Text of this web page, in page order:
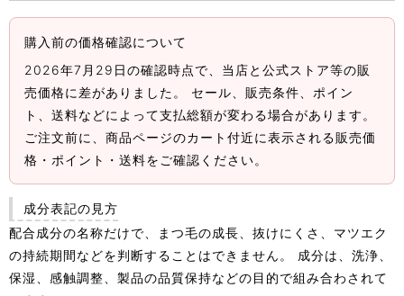
購入前の価格確認について
2026年7月29日の確認時点で、当店と公式ストア等の販
売価格に差がありました。 セール、販売条件、ポイン
ト、送料などによって支払総額が変わる場合があります。
ご注文前に、商品ページのカート付近に表示される販売価
格・ポイント・送料をご確認ください。
成分表記の見方
配合成分の名称だけで、まつ毛の成長、抜けにくさ、マツエク
の持続期間などを判断することはできません。 成分は、洗浄、
保湿、感触調整、製品の品質保持などの目的で組み合わされて